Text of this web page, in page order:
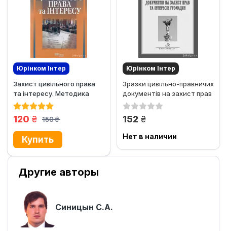
Юрінком Iнтер
Захист цивільного права
та інтересу. Методика
складання документів,...
150
грн.
120 грн.
Юрінком Iнтер
Зразки цивільно-правничих
документів на захист прав
та інтересів громадян
152 грн.
Нет в наличии
Другие авторы
Синицын C.А.